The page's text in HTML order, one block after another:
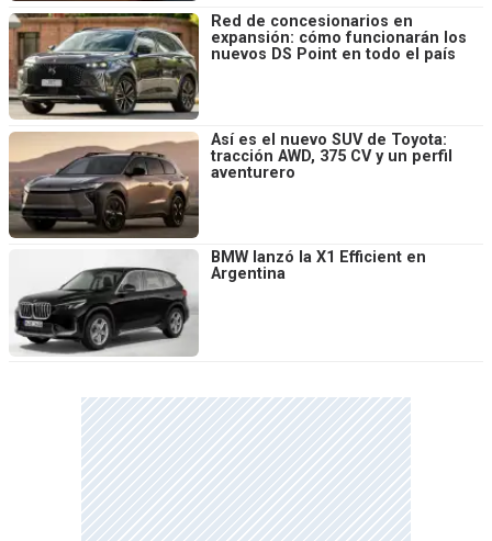
Red de concesionarios en
expansión: cómo funcionarán los
nuevos DS Point en todo el país
Así es el nuevo SUV de Toyota:
tracción AWD, 375 CV y un perfil
aventurero
BMW lanzó la X1 Efficient en
Argentina